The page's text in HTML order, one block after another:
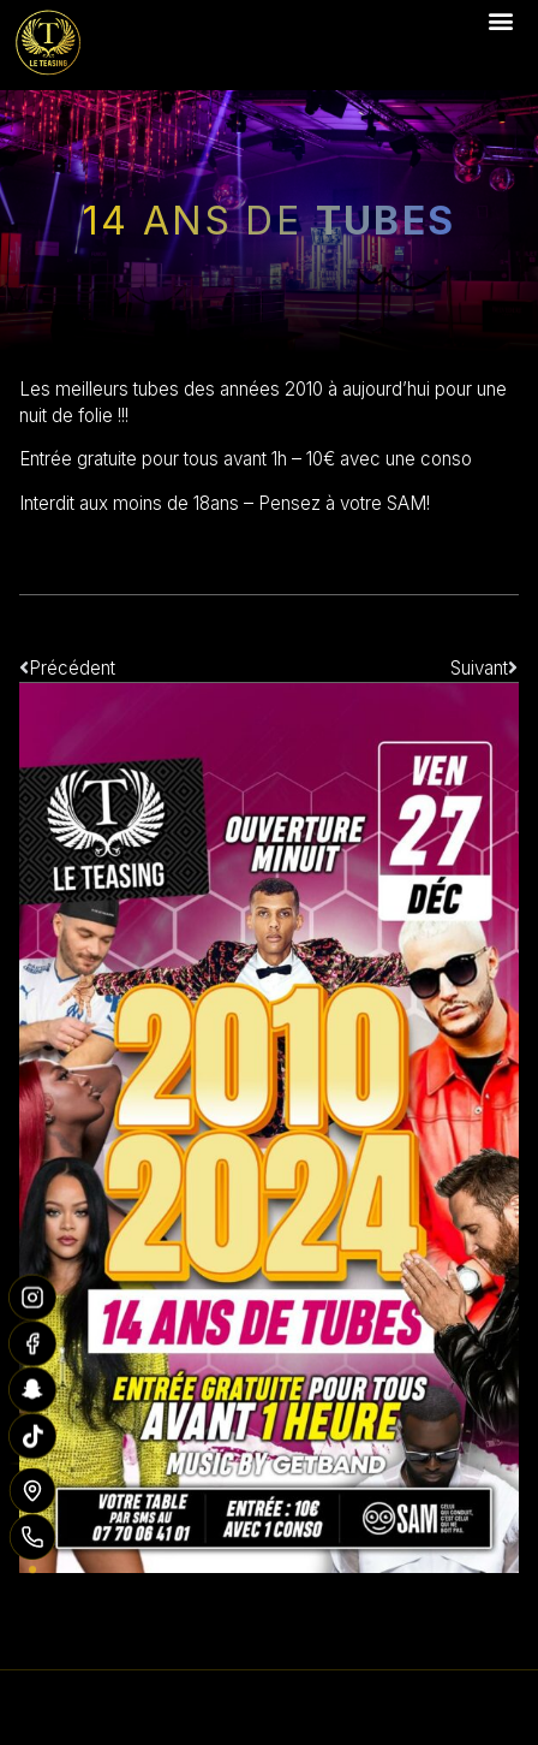
14 ANS DETUBES
Les meilleurs tubes des années 2010 à aujourd’hui pour une
nuit de folie !!!
Entrée gratuite pour tous avant 1h – 10€ avec une conso
Interdit aux moins de 18ans – Pensez à votre SAM!
Précédent Suivant